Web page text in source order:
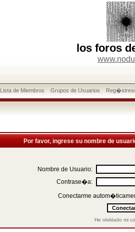
los foros
Lista de Miembros Grupos de Usuarios
Por favor, ingrese su nombre de
Nombre de Usuario:
Contrase�a:
Conectarme
He olvidado mi